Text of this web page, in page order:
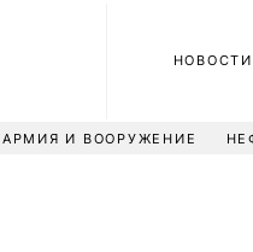
НОВОСТИ
АРМИЯ И ВООРУЖЕНИЕ